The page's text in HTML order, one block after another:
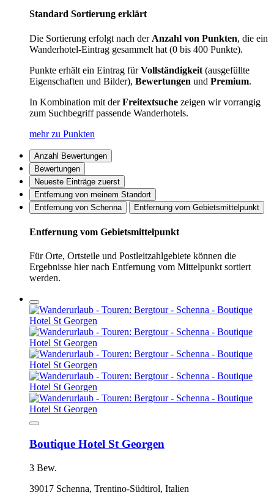
Standard Sortierung erklärt
Die Sortierung erfolgt nach der Anzahl von Punkten, die ein
Wanderhotel-Eintrag gesammelt hat (0 bis 400 Punkte).
Punkte erhält ein Eintrag fürVollständigkeit (ausgefüllte
Eigenschaften und Bilder), Bewertungen und Premium.
In Kombination mit derFreitextsuche zeigen wir vorrangig
zum Suchbegriff passende Wanderhotels.
mehr zu Punkten
Anzahl Bewertungen
Bewertungen
Neueste Einträge zuerst
Entfernung von meinem Standort
Entfernung von Schenna
Entfernung vom Gebietsmittelpunkt
Entfernung vom Gebietsmittelpunkt
Für Orte, Ortsteile und Postleitzahlgebiete können die
Ergebnisse hier nach Entfernung vom Mittelpunkt sortiert
werden.
Boutique Hotel St Georgen
3 Bew.
39017 Schenna, Trentino-Südtirol, Italien